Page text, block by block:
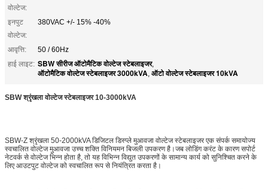
वोल्टेज:
इनपुट
वोल्टेज:
380VAC +/- 15% -40%
आवृत्ति:
50 / 60Hz
हाई लाइट: SBW सीरीज ऑटोमैटिक वोल्टेज स्टेबलाइजर,
ऑटोमैटिक वोल्टेज स्टेबलाइजर 3000kVA, ऑटो वोल्टेज स्टेबलाइजर 10kVA
SBW श्रृंखला वोल्टेज स्टेबलाइजर 10-3000kVA
SBW-Z श्रृंखला 50-2000kVA डिजिटल डिस्प्ले मुआवजा वोल्टेज स्टेबलाइजर एक संपर्क समायोज्य
स्वचालित वोल्टेज मुआवजा उच्च शक्ति विनियमन बिजली उपकरण है।जब लोडिंग करंट के कारण सपोर्ट
नेटवर्क से वोल्टेज भिन्न होता है, तो यह विभिन्न विद्युत उपकरणों के सामान्य कार्य को सुनिश्चित करने के
लिए आउटपुट वोल्टेज को स्वचालित रूप से नियंत्रित करता है।